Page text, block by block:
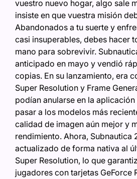
vuestro nuevo hogar, algo sale
insiste en que vuestra misión
Abandonados a tu suerte y
casi insuperables, debes hacer
mano para sobrevivir.
anticipado en mayo y vendió
copias. En su lanzamiento, era
Super Resolution y Frame
podían anularse en la aplicación
pasar a los modelos más
calidad de imagen aún mejor y
rendimiento. Ahora, Subnautica
actualizado de forma nativa al
Super Resolution, lo que
jugadores con tarjetas GeForce